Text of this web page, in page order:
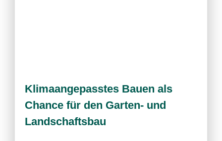
Klimaangepasstes Bauen als
Chance für den Garten- und
Landschaftsbau